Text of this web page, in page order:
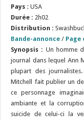
Pays : USA
Durée : 2h02
Distribution :
Bande-annonce /
Synopsis : Un homme
journal dans lequel Ann
plupart des
Mitchell fait publier un
ce personnage
ambiante et la
suicide de celui-ci la